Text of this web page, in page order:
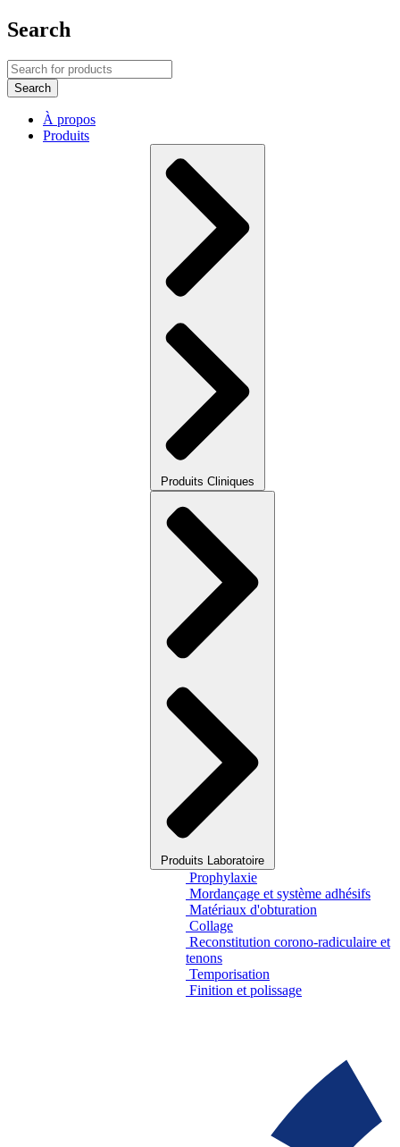
Search
À propos
Produits
Produits Cliniques
Produits Laboratoire
Prophylaxie
Mordançage et système adhésifs
Matériaux d'obturation
Collage
Reconstitution corono-radiculaire et
tenons
Temporisation
Finition et polissage